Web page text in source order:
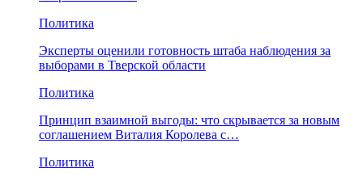
Политика
Эксперты оценили готовность штаба наблюдения за
выборами в Тверской области
Политика
Принцип взаимной выгоды: что скрывается за новым
соглашением Виталия Королева с…
Политика